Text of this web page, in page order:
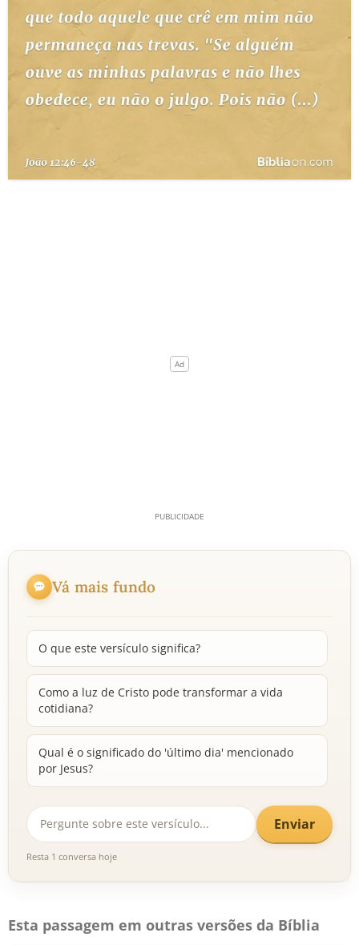
QUEM SOMOS
LOJA BÍBLIAON
Vá mais fundo
O que este versículo significa?
Como a luz de Cristo pode transformar a vida
cotidiana?
Qual é o significado do 'último dia' mencionado
por Jesus?
Enviar
Resta 1 conversa hoje
Esta passagem em outras versões da Bíblia